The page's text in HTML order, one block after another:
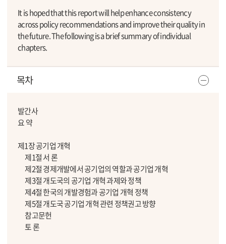
It is hoped that this report will help enhance consistency
across policy recommendations and improve their quality in
the future. The following is a brief summary of individual
chapters.
목차
발간사
요 약
제1장 공기업 개혁
제1절 서 론
제2절 경제개발에서 공기업의 역할과 공기업 개혁
제3절 개도국의 공기업 개혁 과제와 정책
제4절 한국의 개발경험과 공기업 개혁 정책
제5절 개도국 공기업 개혁 관련 정책권고 방향
참고문헌
토 론